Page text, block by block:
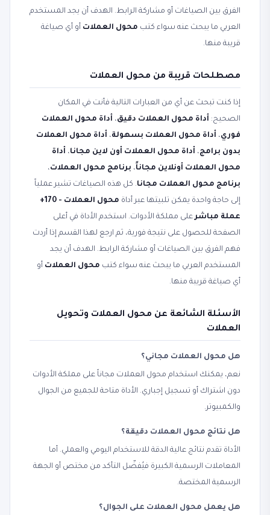
الفرق بين الصياغات أو مشاركة الرابط. الهدف أن يجد المستخدم
العربي ما يبحث عنه سواء كتب محول العملات أو أي صياغة
قريبة منها.
مصطلحات قريبة من محول العملات
إذا كنت تبحث عن أي من العبارات التالية فأنت في المكان
الصحيح: أداة محول العملات دقيق، أداة محول العملات
فوري، أداة محول العملات بسهولة، أداة محول العملات
بدون برامج، أداة محول العملات أون لاين مجانا، أداة
محول العملات أونلاين مجاناً، برنامج محول العملات،
برنامج محول العملات مجانا. كل هذه الصياغات تشير عملياً
إلى حاجة واحدة يمكن تلبيتها عبر أداة
محول العملات - 170+
عملة مباشرعلى مملكة الأدوات. استخدم الأداة في أعلى
الصفحة للحصول على نتيجة فورية، ثم ارجع لهذا القسم إذا أردت
فهم الفرق بين الصياغات أو مشاركة الرابط. الهدف أن يجد
المستخدم العربي ما يبحث عنه سواء كتب محول العملات أو
أي صياغة قريبة منها.
الأسئلة الشائعة عن محول العملات وتحويل
العملات
هل محول العملات مجاني؟
نعم، يمكنك استخدام محول العملات مجاناً على مملكة الأدوات
دون اشتراك أو تسجيل إجباري. الأداة متاحة للجميع من الجوال
والكمبيوتر.
هل نتائج محول العملات دقيقة؟
الأداة تقدم نتائج عالية الدقة للاستخدام اليومي والعملي. أما
المعاملات الرسمية الكبيرة فيُفضّل التأكد من مختص أو الجهة
الرسمية المختصة.
هل يعمل محول العملات على الجوال؟